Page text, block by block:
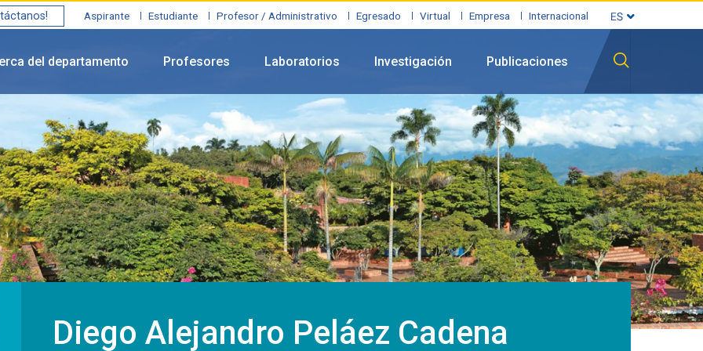
Aspirante Estudiante Profesor / Administrativo Egresado Virtual Empresa Internacional
del departamento Profesores Laboratorios Investigación Publicaciones
Diego Alejandro Peláez Cadena